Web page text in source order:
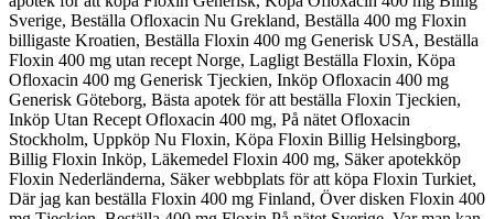
Sverige, Beställa Ofloxacin Nu Grekland, Beställa 400 mg Floxin
billigaste Kroatien, Beställa Floxin 400 mg Generisk USA, Beställa
Floxin 400 mg utan recept Norge, Lagligt Beställa Floxin, Köpa
Ofloxacin 400 mg Generisk Tjeckien, Inköp Ofloxacin 400 mg
Generisk Göteborg, Bästa apotek för att beställa Floxin Tjeckien,
Inköp Utan Recept Ofloxacin 400 mg, På nätet Ofloxacin
Stockholm, Uppköp Nu Floxin, Köpa Floxin Billig Helsingborg,
Billig Floxin Inköp, Läkemedel Floxin 400 mg, Säker apotekköp
Floxin Nederländerna, Säker webbplats för att köpa Floxin Turkiet,
Där jag kan beställa Floxin 400 mg Finland, Över disken Floxin 400